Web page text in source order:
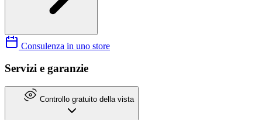
Consulenza in uno store
Servizi e garanzie
Controllo gratuito della vista